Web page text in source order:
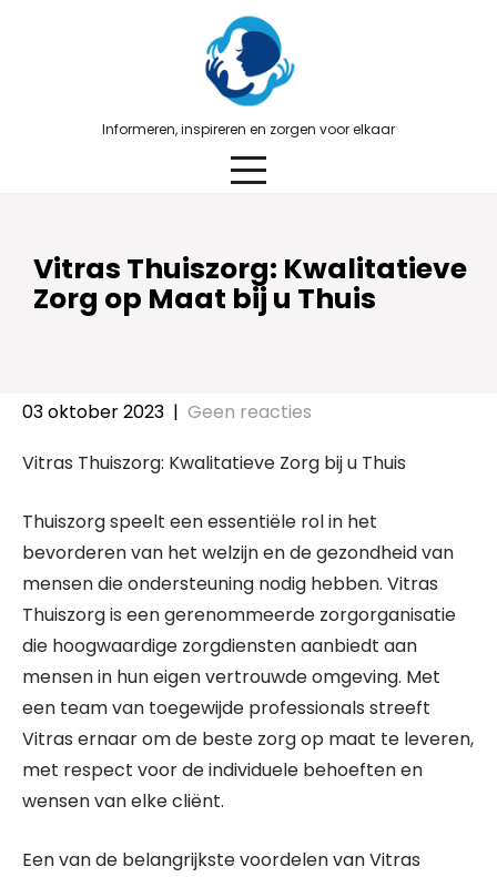
Informeren, inspireren en zorgen voor elkaar
Vitras Thuiszorg: Kwalitatieve
Zorg op Maat bij u Thuis
03 oktober 2023 | Geen reacties
Vitras Thuiszorg: Kwalitatieve Zorg bij u Thuis
Thuiszorg speelt een essentiële rol in het
bevorderen van het welzijn en de gezondheid van
mensen die ondersteuning nodig hebben. Vitras
Thuiszorg is een gerenommeerde zorgorganisatie
die hoogwaardige zorgdiensten aanbiedt aan
mensen in hun eigen vertrouwde omgeving. Met
een team van toegewijde professionals streeft
Vitras ernaar om de beste zorg op maat te leveren,
met respect voor de individuele behoeften en
wensen van elke cliënt.
Een van de belangrijkste voordelen van Vitras